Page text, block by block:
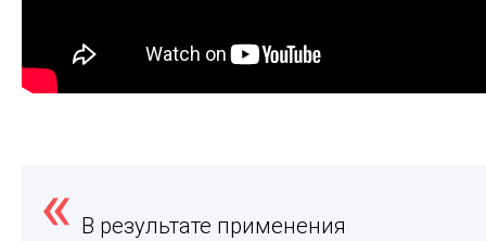
В результате применения